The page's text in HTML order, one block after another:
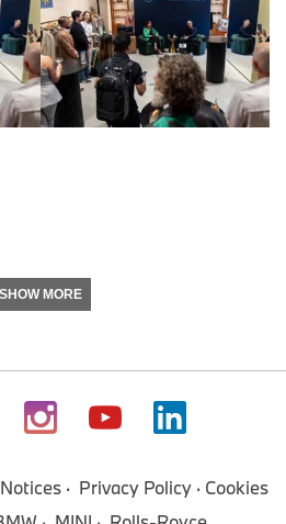
SHOW MORE
Privacy Policy
Cookies